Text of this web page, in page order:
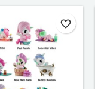
favorite_border